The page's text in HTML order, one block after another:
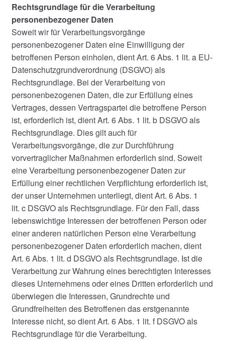
Rechtsgrundlage für die Verarbeitung
personenbezogener Daten
Soweit wir für Verarbeitungsvorgänge
personenbezogener Daten eine Einwilligung der
betroffenen Person einholen, dient Art. 6 Abs. 1 lit. a EU-
Datenschutzgrundverordnung (DSGVO) als
Rechtsgrundlage. Bei der Verarbeitung von
personenbezogenen Daten, die zur Erfüllung eines
Vertrages, dessen Vertragspartei die betroffene Person
ist, erforderlich ist, dient Art. 6 Abs. 1 lit. b DSGVO als
Rechtsgrundlage. Dies gilt auch für
Verarbeitungsvorgänge, die zur Durchführung
vorvertraglicher Maßnahmen erforderlich sind. Soweit
eine Verarbeitung personenbezogener Daten zur
Erfüllung einer rechtlichen Verpflichtung erforderlich ist,
der unser Unternehmen unterliegt, dient Art. 6 Abs. 1
lit. c DSGVO als Rechtsgrundlage. Für den Fall, dass
lebenswichtige Interessen der betroffenen Person oder
einer anderen natürlichen Person eine Verarbeitung
personenbezogener Daten erforderlich machen, dient
Art. 6 Abs. 1 lit. d DSGVO als Rechtsgrundlage. Ist die
Verarbeitung zur Wahrung eines berechtigten Interesses
dieses Unternehmens oder eines Dritten erforderlich und
überwiegen die Interessen, Grundrechte und
Grundfreiheiten des Betroffenen das erstgenannte
Interesse nicht, so dient Art. 6 Abs. 1 lit. f DSGVO als
Rechtsgrundlage für die Verarbeitung.